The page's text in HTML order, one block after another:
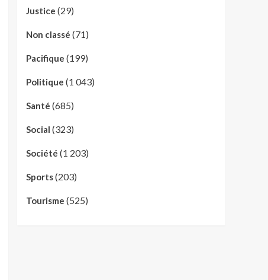
Justice (29)
Non classé (71)
Pacifique (199)
Politique (1 043)
Santé (685)
Social (323)
Société (1 203)
Sports(203)
Tourisme (525)